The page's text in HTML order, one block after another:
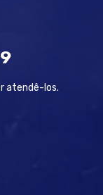
atendê-los.